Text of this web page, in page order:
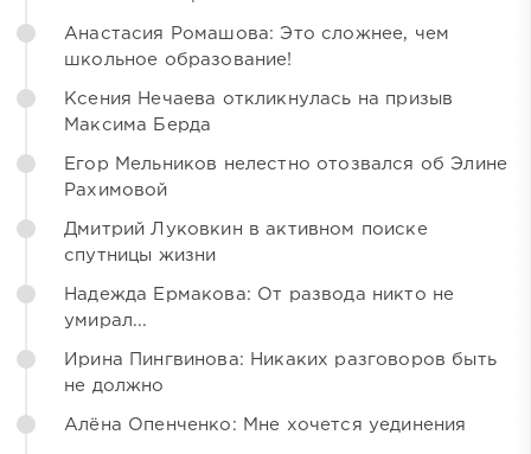
Анастасия Ромашова: Это сложнее, чем
школьное образование!
Ксения Нечаева откликнулась на призыв
Максима Берда
Егор Мельников нелестно отозвался об Элине
Рахимовой
Дмитрий Луковкин в активном поиске
спутницы жизни
Надежда Ермакова: От развода никто не
умирал...
Ирина Пингвинова: Никаких разговоров быть
не должно
Алёна Опенченко: Мне хочется уединения